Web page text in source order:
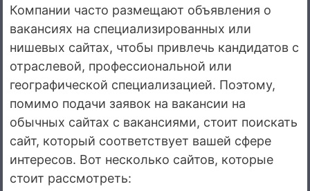
Компании часто размещают объявления о
вакансиях на специализированных или
нишевых сайтах, чтобы привлечь кандидатов с
отраслевой, профессиональной или
географической специализацией. Поэтому,
помимо подачи заявок на вакансии на
обычных сайтах с вакансиями, стоит поискать
сайт, который соответствует вашей сфере
интересов. Вот несколько сайтов, которые
стоит рассмотреть: